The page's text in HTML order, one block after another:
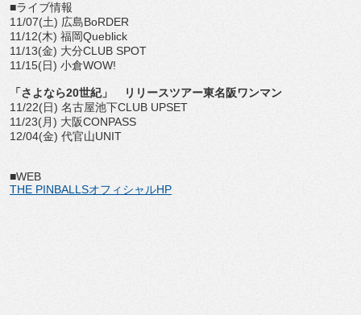
■ライブ情報
11/07(土) 広島BoRDER
11/12(木) 福岡Queblick
11/13(金) 大分CLUB SPOT
11/15(日) 小倉WOW!
「さよなら20世紀」 リリースツアー東名阪ワンマン
11/22(日) 名古屋池下CLUB UPSET
11/23(月) 大阪CONPASS
12/04(金) 代官山UNIT
■WEB
THE PINBALLSオフィシャルHP